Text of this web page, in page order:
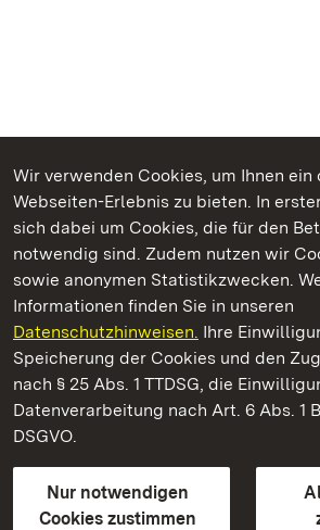
Wir verwenden Cookies, um Ihnen
Webseiten-Erlebnis zu bieten. In
sich dabei um Cookies, die für den
notwendig sind. Zudem nutzen wir
sowie anonymen Statistikzwecken.
Informationen finden Sie in unseren
Datenschutzhinweisen. Ihre
Speicherung der Cookies und den
nach § 25 Abs. 1 TTDSG, die
Datenverarbeitung nach Art. 6 Abs. 1
DSGVO.
Nur notwendigen
Cookies zustimmen
Kommen. Staunen. Genießen.
Yburg bei Baden-Baden
Staatliche Schlösser und Gärten
Kontakt
GebärdenspracheLeichte Sprache
Erklärung zur Barrierefreiheit
BITV-konform (geprüfte Seiten)